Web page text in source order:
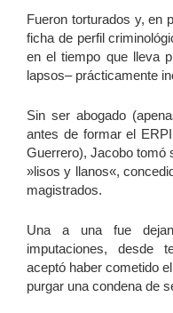
Fueron torturados y, en
ficha de perfil
en el tiempo que lleva
lapsos– prácticamente
Sin ser abogado
antes de formar el
Guerrero), Jacobo tomó
»lisos y llanos«,
magistrados.
Una a una fue
imputaciones, desde
aceptó haber cometido
purgar una condena de